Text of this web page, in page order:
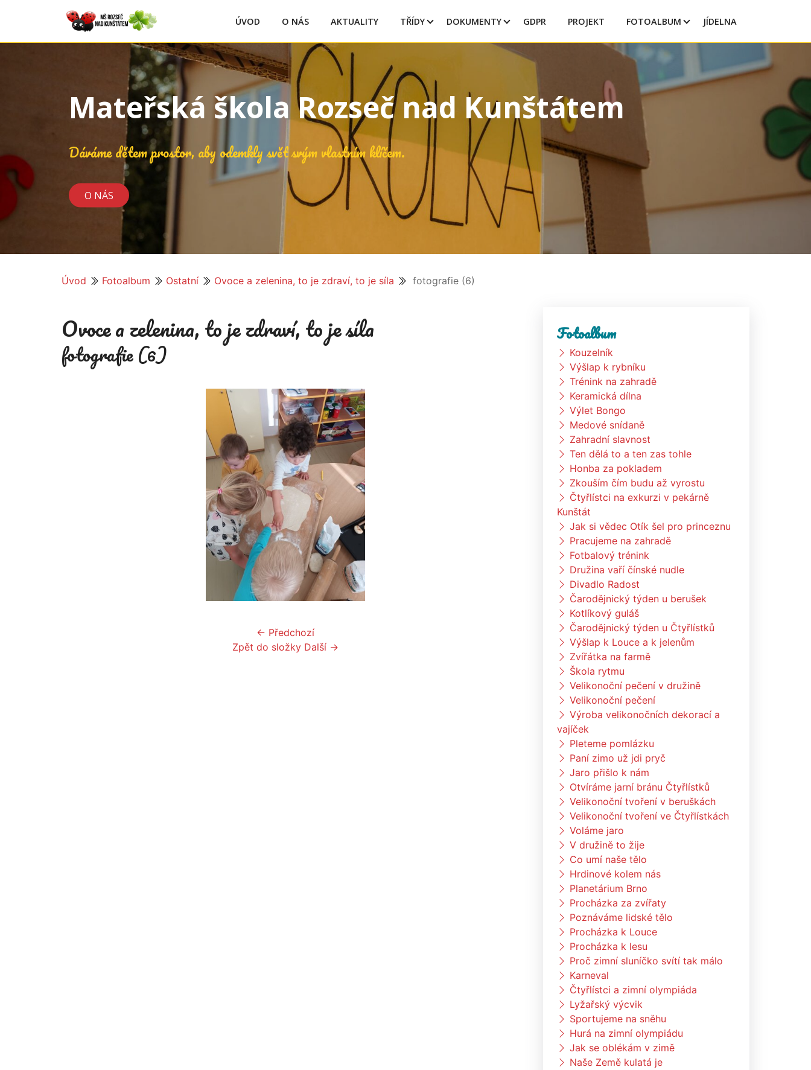
ÚVOD O NÁS AKTUALITY TŘÍDY DOKUMENTY GDPR PROJEKT FOTOALBUM JÍDELNA
Mateřská škola Rozseč nad Kunštátem
Dáváme dětem prostor, aby odemkly svět svým vlastním klíčem.
O NÁS
Úvod Fotoalbum Ostatní Ovoce a zelenina, to je zdraví, to je síla fotografie (6)
Ovoce a zelenina, to je zdraví, to je síla
fotografie (6)
← Předchozí
Zpět do složky Další →
Fotoalbum
Kouzelník
Výšlap k rybníku
Trénink na zahradě
Keramická dílna
Výlet Bongo
Medové snídaně
Zahradní slavnost
Ten dělá to a ten zas tohle
Honba za pokladem
Zkouším čím budu až vyrostu
Čtyřlístci na exkurzi v pekárně
Kunštát
Jak si vědec Otík šel pro princeznu
Pracujeme na zahradě
Fotbalový trénink
Družina vaří čínské nudle
Divadlo Radost
Čarodějnický týden u berušek
Kotlíkový guláš
Čarodějnický týden u Čtyřlístků
Výšlap k Louce a k jelenům
Zvířátka na farmě
Škola rytmu
Velikonoční pečení v družině
Velikonoční pečení
Výroba velikonočních dekorací a
vajíček
Pleteme pomlázku
Paní zimo už jdi pryč
Jaro přišlo k nám
Otvíráme jarní bránu Čtyřlístků
Velikonoční tvoření v beruškách
Velikonoční tvoření ve Čtyřlístkách
Voláme jaro
V družině to žije
Co umí naše tělo
Hrdinové kolem nás
Planetárium Brno
Procházka za zvířaty
Poznáváme lidské tělo
Procházka k Louce
Procházka k lesu
Proč zimní sluníčko svítí tak málo
Karneval
Čtyřlístci a zimní olympiáda
Lyžařský výcvik
Sportujeme na sněhu
Hurá na zimní olympiádu
Jak se oblékám v zimě
Naše Země kulatá je